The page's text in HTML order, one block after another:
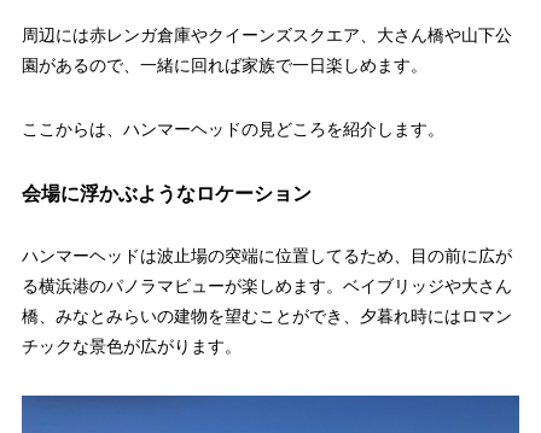
周辺には赤レンガ倉庫やクイーンズスクエア、大さん橋や山下公
園があるので、一緒に回れば家族で一日楽しめます。
ここからは、ハンマーヘッドの見どころを紹介します。
会場に浮かぶようなロケーション
ハンマーヘッドは波止場の突端に位置してるため、目の前に広が
る横浜港のパノラマビューが楽しめます。ベイブリッジや大さん
橋、みなとみらいの建物を望むことができ、夕暮れ時にはロマン
チックな景色が広がります。